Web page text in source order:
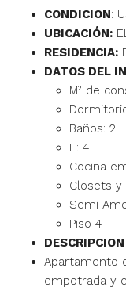
CONDICION:
UBICACIÓN:
RESIDENCIA:
DATOS DEL
M² de
Baños: 2
E: 4
Cocina
Closets y
Semi
Piso 4
Apartamento
empotrada y